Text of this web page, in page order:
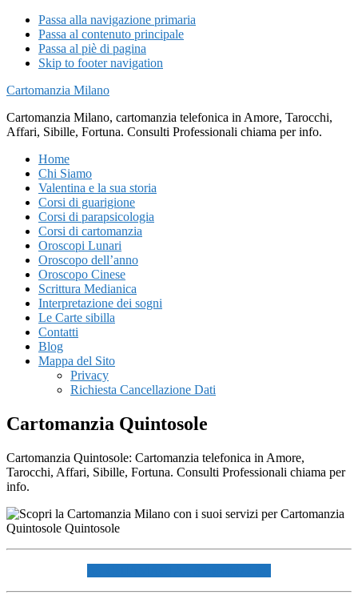
Passa alla navigazione primaria
Passa al contenuto principale
Passa al piè di pagina
Skip to footer navigation
Cartomanzia Milano
Cartomanzia Milano, cartomanzia telefonica in Amore, Tarocchi,
Affari, Sibille, Fortuna. Consulti Professionali chiama per info.
Home
Chi Siamo
Valentina e la sua storia
Corsi di guarigione
Corsi di parapsicologia
Corsi di cartomanzia
Oroscopi Lunari
Oroscopo dell’anno
Oroscopo Cinese
Scrittura Medianica
Interpretazione dei sogni
Le Carte sibilla
Contatti
Blog
Mappa del Sito
Privacy
Richiesta Cancellazione Dati
Cartomanzia Quintosole
Cartomanzia Quintosole: Cartomanzia telefonica in Amore,
Tarocchi, Affari, Sibille, Fortuna. Consulti Professionali chiama per
info.